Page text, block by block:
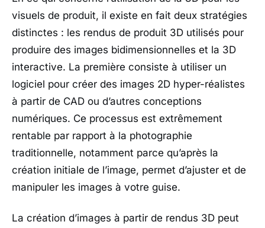
visuels de produit, il existe en fait deux stratégies
distinctes : les rendus de produit 3D utilisés pour
produire des images bidimensionnelles et la 3D
interactive. La première consiste à utiliser un
logiciel pour créer des images 2D hyper-réalistes
à partir de CAD ou d’autres conceptions
numériques. Ce processus est extrêmement
rentable par rapport à la photographie
traditionnelle, notamment parce qu’après la
création initiale de l’image, permet d’ajuster et de
manipuler les images à votre guise.
La création d’images à partir de rendus 3D peut